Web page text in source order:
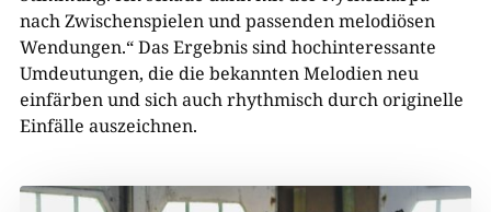
nach Zwischenspielen und passenden melodiösen
Wendungen.“ Das Ergebnis sind hochinteressante
Umdeutungen, die die bekannten Melodien neu
einfärben und sich auch rhythmisch durch originelle
Einfälle auszeichnen.